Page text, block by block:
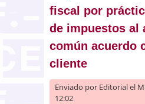
fiscal por
de impuestos al
común acuerdo
cliente
Enviado por Editorialel
12:02